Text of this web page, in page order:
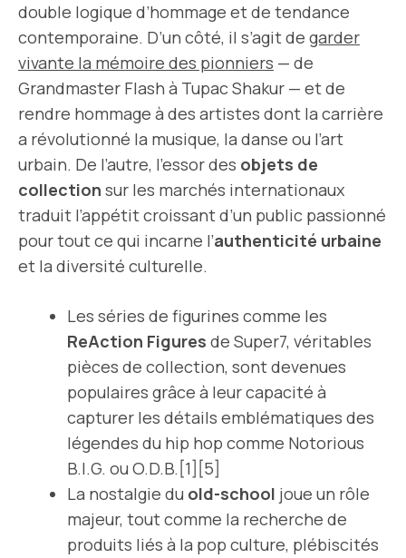
double logique d’hommage et de tendance
contemporaine. D’un côté, il s’agit de garder
vivante la mémoire des pionniers — de
Grandmaster Flash à Tupac Shakur — et de
rendre hommage à des artistes dont la carrière
a révolutionné la musique, la danse ou l’art
urbain. De l’autre, l’essor des objets de
collection sur les marchés internationaux
traduit l’appétit croissant d’un public passionné
pour tout ce qui incarne l’authenticité urbaine
et la diversité culturelle.
Les séries de figurines comme les
ReAction Figures de Super7, véritables
pièces de collection, sont devenues
populaires grâce à leur capacité à
capturer les détails emblématiques des
légendes du hip hop comme Notorious
B.I.G. ou O.D.B.[1][5]
La nostalgie du old-school joue un rôle
majeur, tout comme la recherche de
produits liés à la pop culture, plébiscités